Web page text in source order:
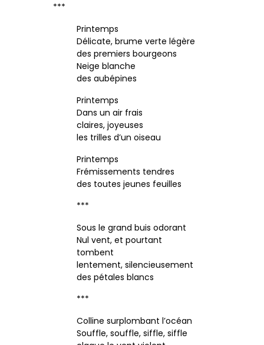
***
Printemps
Délicate, brume verte légère
des premiers bourgeons
Neige blanche
des aubépines
Printemps
Dans un air frais
claires, joyeuses
les trilles d’un oiseau
Printemps
Frémissements tendres
des toutes jeunes feuilles
***
Sous le grand buis odorant
Nul vent, et pourtant
tombent
lentement, silencieusement
des pétales blancs
***
Colline surplombant l’océan
Souffle, souffle, siffle, siffle